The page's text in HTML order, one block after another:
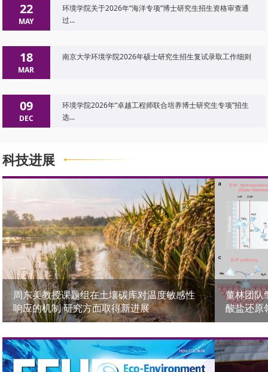
22
MAY
环境学院关于2026年“海洋专项”博士研究生招生资格审查通
过...
18
MAR
南京大学环境学院2026年硕士研究生招生复试录取工作细则
09
DEC
环境学院2026年“卓越工程师联合培养博士研究生专项”招生
选...
科技进展
周东美教授课题组在土壤碳库对温度敏感性
响应的机制 研究方面取得新进展
董林团队
酸盐还原